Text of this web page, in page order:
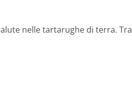
nelle tartarughe di terra. Tra